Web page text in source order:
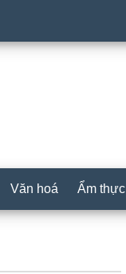
Văn hoá Ẩm thực